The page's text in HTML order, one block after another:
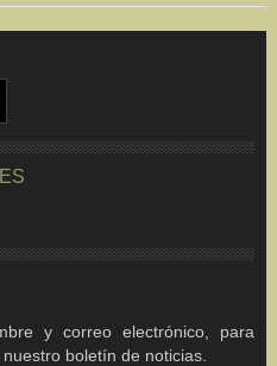
y correo electrónico, para
boletín de noticias.